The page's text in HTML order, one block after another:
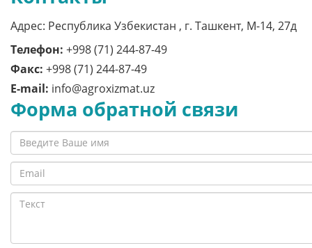
Адрес: Республика Узбекистан , г. Ташкент, M-14, 27д
Телефон: +998 (71) 244-87-49
Факс: +998 (71) 244-87-49
E-mail: info@agroxizmat.uz
Форма обратной связи